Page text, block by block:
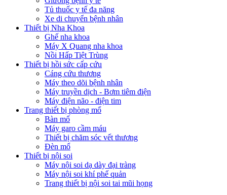
Tủ thuốc y tế đa năng
Xe di chuyển bệnh nhân
Thiết bị Nha Khoa
Ghế nha khoa
Máy X Quang nha khoa
Nồi Hấp Tiệt Trùng
Thiết bị hồi sức cấp cứu
Cáng cứu thương
Máy theo dõi bệnh nhân
Máy truyền dịch - Bơm tiêm điện
Máy điện não - điện tim
Trang thiết bị phòng mổ
Bàn mổ
Máy garo cầm máu
Thiết bị chăm sóc vết thương
Đèn mổ
Thiết bị nội soi
Máy nội soi dạ dày đại tràng
Máy nội soi khí phế quản
Trang thiết bị nội soi tai mũi họng